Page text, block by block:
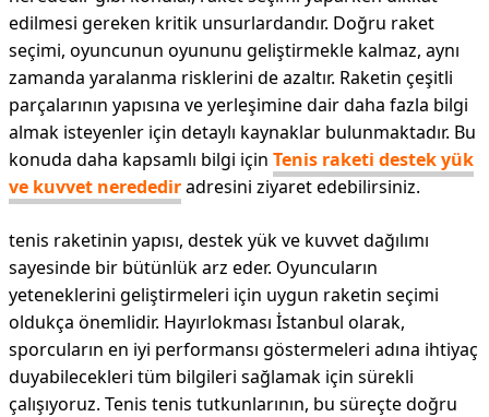
edilmesi gereken kritik unsurlardandır. Doğru raket
seçimi, oyuncunun oyununu geliştirmekle kalmaz, aynı
zamanda yaralanma risklerini de azaltır. Raketin çeşitli
parçalarının yapısına ve yerleşimine dair daha fazla bilgi
almak isteyenler için detaylı kaynaklar bulunmaktadır. Bu
konuda daha kapsamlı bilgi için Tenis raketi destek yük
ve kuvvet neredediradresini ziyaret edebilirsiniz.
tenis raketinin yapısı, destek yük ve kuvvet dağılımı
sayesinde bir bütünlük arz eder. Oyuncuların
yeteneklerini geliştirmeleri için uygun raketin seçimi
oldukça önemlidir. Hayırlokması İstanbul olarak,
sporcuların en iyi performansı göstermeleri adına ihtiyaç
duyabilecekleri tüm bilgileri sağlamak için sürekli
çalışıyoruz. Tenis tenis tutkunlarının, bu süreçte doğru